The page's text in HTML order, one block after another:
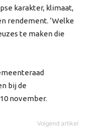
karakter, klimaat,
rendement. ‘Welke
te maken die
bij de
november.
Volgend artikel